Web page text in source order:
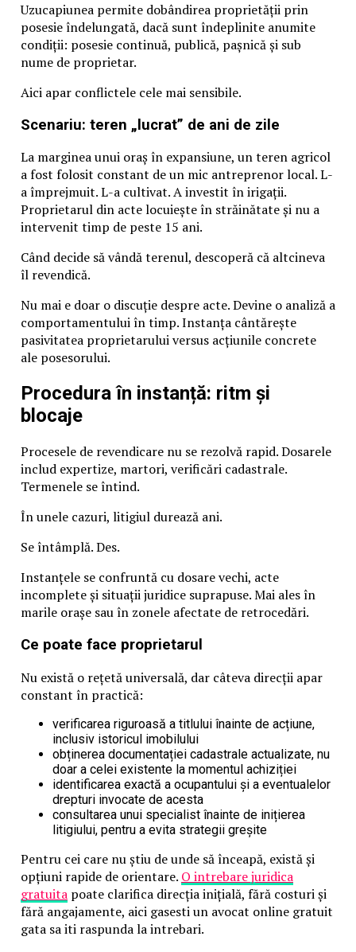
Uzucapiunea permite dobândirea proprietății prin
posesie îndelungată, dacă sunt îndeplinite anumite
condiții: posesie continuă, publică, pașnică și sub
nume de proprietar.
Aici apar conflictele cele mai sensibile.
Scenariu: teren „lucrat” de ani de zile
La marginea unui oraș în expansiune, un teren agricol
a fost folosit constant de un mic antreprenor local. L-
a împrejmuit. L-a cultivat. A investit în irigații.
Proprietarul din acte locuiește în străinătate și nu a
intervenit timp de peste 15 ani.
Când decide să vândă terenul, descoperă că altcineva
îl revendică.
Nu mai e doar o discuție despre acte. Devine o analiză a
comportamentului în timp. Instanța cântărește
pasivitatea proprietarului versus acțiunile concrete
ale posesorului.
Procedura în instanță: ritm și
blocaje
Procesele de revendicare nu se rezolvă rapid. Dosarele
includ expertize, martori, verificări cadastrale.
Termenele se întind.
În unele cazuri, litigiul durează ani.
Se întâmplă. Des.
Instanțele se confruntă cu dosare vechi, acte
incomplete și situații juridice suprapuse. Mai ales în
marile orașe sau în zonele afectate de retrocedări.
Ce poate face proprietarul
Nu există o rețetă universală, dar câteva direcții apar
constant în practică:
verificarea riguroasă a titlului înainte de acțiune,
inclusiv istoricul imobilului
obținerea documentației cadastrale actualizate, nu
doar a celei existente la momentul achiziției
identificarea exactă a ocupantului și a eventualelor
drepturi invocate de acesta
consultarea unui specialist înainte de inițierea
litigiului, pentru a evita strategii greșite
Pentru cei care nu știu de unde să înceapă, există și
opțiuni rapide de orientare. O intrebare juridica
gratuitapoate clarifica direcția inițială, fără costuri și
fără angajamente, aici gasesti un avocat online gratuit
gata sa iti raspunda la intrebari.